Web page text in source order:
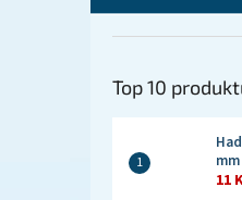
Top 10
11